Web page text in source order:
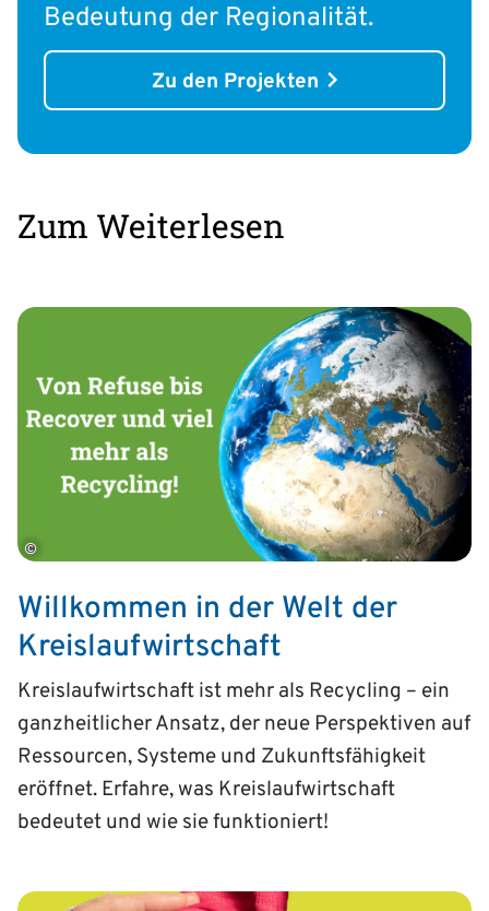
Bedeutung der Regionalität.
Zu den Projekten
Zum Weiterlesen
©
Willkommen in der Welt der
Kreislaufwirtschaft
Kreislaufwirtschaft ist mehr als Recycling – ein
ganzheitlicher Ansatz, der neue Perspektiven auf
Ressourcen, Systeme und Zukunftsfähigkeit
eröffnet. Erfahre, was Kreislaufwirtschaft
bedeutet und wie sie funktioniert!